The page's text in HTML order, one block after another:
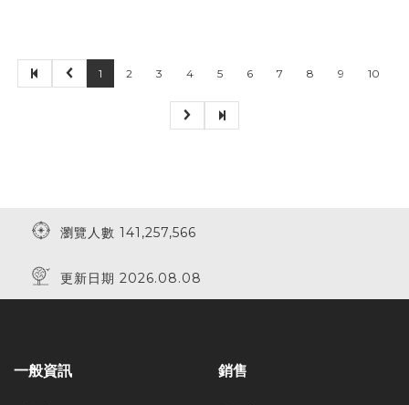
1 2 3 4 5 6 7 8 9 10
瀏覽人數 141,257,566
更新日期 2026.08.08
一般資訊 銷售